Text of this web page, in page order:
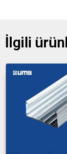
İlgili